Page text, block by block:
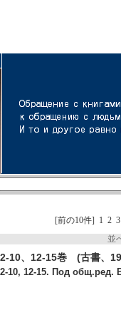
[前の10件] 1 2 3
並
10、12-15巻 (古書、
10, 12-15. Под